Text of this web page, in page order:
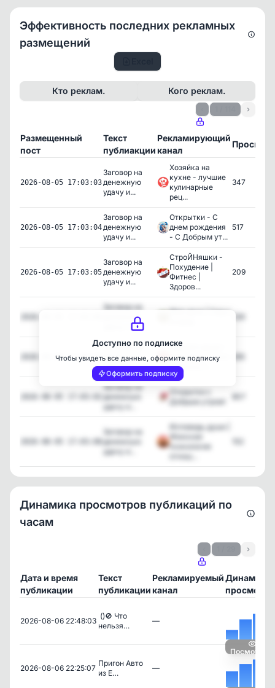
Эффективность последних рекламных
размещений
Кто реклам. Кого реклам.
›
Размещенный
пост
Текст
публиакции
Рекламирующий
канал
2026-08-05 17:03:03
Заговор на
денежную
удачу и...
Хозяйка на
кухне - лучшие
кулинарные
рец...
347
2026-08-05 17:03:04
Заговор на
денежную
удачу и...
Открытки - С
днем рождения
- С Добрым ут...
517
2026-08-05 17:03:05
Заговор на
денежную
удачу и...
СтроЙНяшки -
Похудение |
Фитнес |
Здоров...
209
Заговор на
денежную
удачу и...
Моя дача | Сад и
230
2026-08-05 17:03:07
Заговор на
денежную
удачу и...
Зеркало души |
Красивые стихи
и цитаты о...
265
Заговор на
денежную
удачу и...
Открытки с
Добрым утром!
807
Заговор на
денежную
удачу и...
Исповедь души |
Женская
психология
отнош...
Доступно по подписке
Чтобы увидеть все данные, оформите подписку
Оформить подписку
Динамика просмотров публикаций по
часам
›
Дата и время
публикации
Текст
публикации
Рекламируемый
канал
Динамика
2026-08-06 22:48:03
‍ ()🚫 Что
нельзя…
—
Посмотреть
2026-08-06 22:25:07
Пригон Авто
из Е…
—